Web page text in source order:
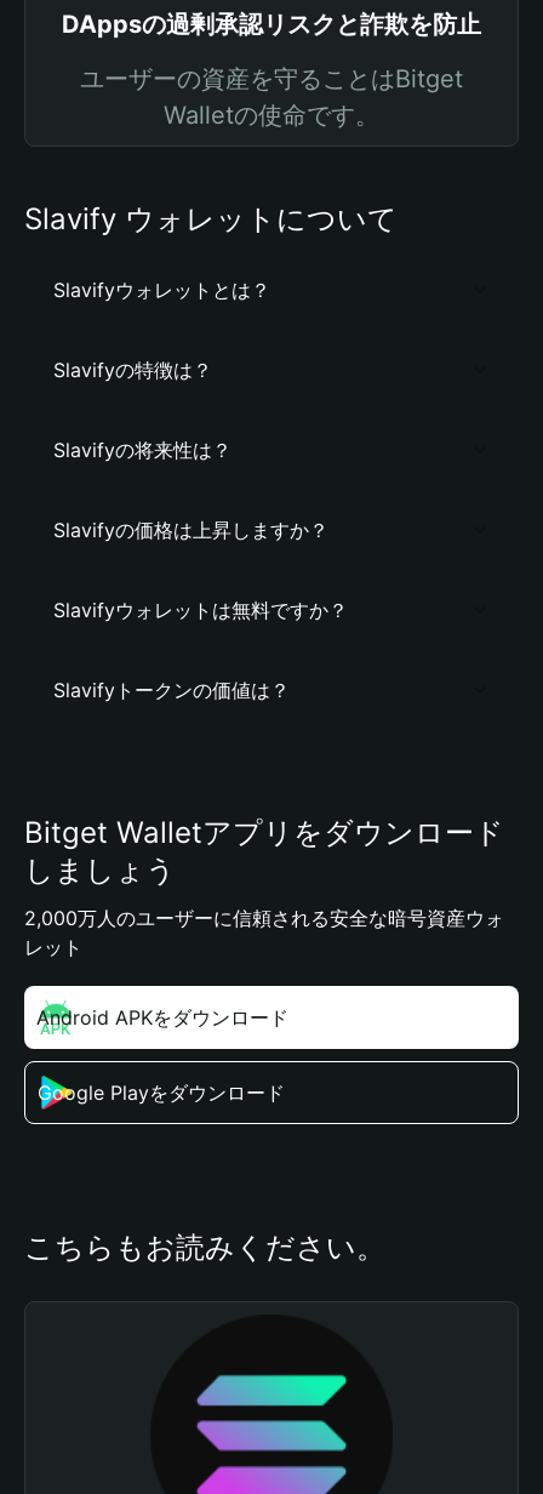
DAppsの過剰承認リスクと詐欺を防止
ユーザーの資産を守ることはBitget
Walletの使命です。
Slavify ウォレットについて
Slavifyウォレットとは？
Slavifyの特徴は？
Slavifyの将来性は？
Slavifyの価格は上昇しますか？
Slavifyウォレットは無料ですか？
Slavifyトークンの価値は？
Bitget Walletアプリをダウンロード
しましょう
2,000万人のユーザーに信頼される安全な暗号資産ウォ
レット
Android APKをダウンロード
Google Playをダウンロード
こちらもお読みください。